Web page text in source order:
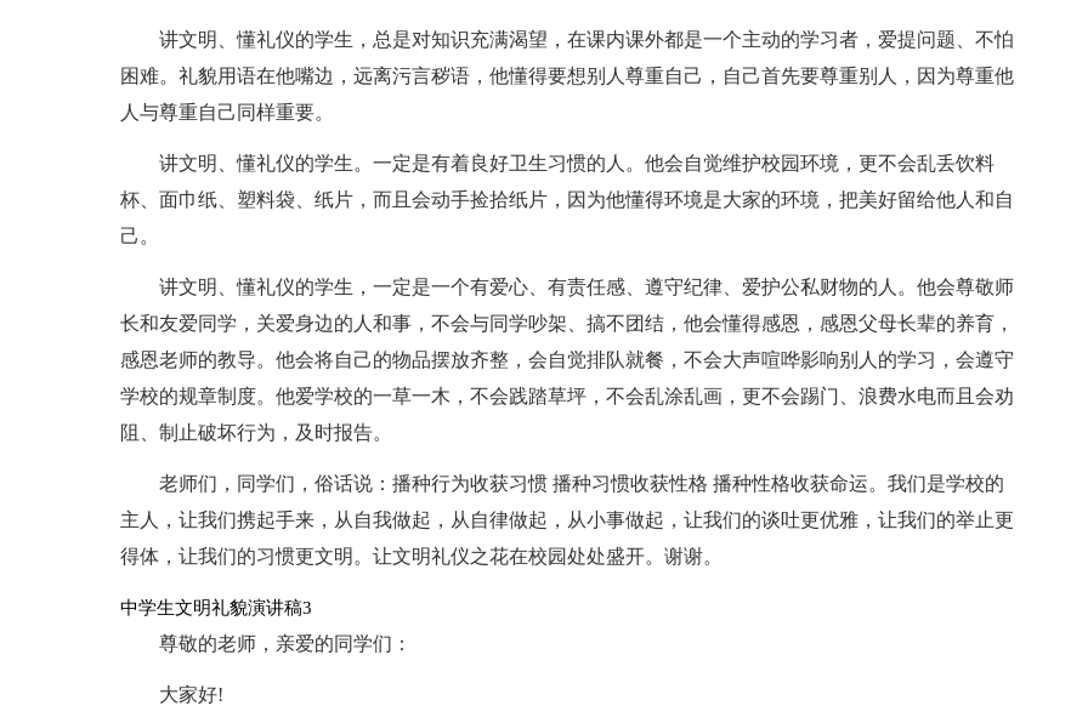
讲文明、懂礼仪的学生，总是对知识充满渴望，在课内课外都是一个主动的学习者，爱提问题、不怕
困难。礼貌用语在他嘴边，远离污言秽语，他懂得要想别人尊重自己，自己首先要尊重别人，因为尊重他
人与尊重自己同样重要。
讲文明、懂礼仪的学生。一定是有着良好卫生习惯的人。他会自觉维护校园环境，更不会乱丢饮料
杯、面巾纸、塑料袋、纸片，而且会动手捡拾纸片，因为他懂得环境是大家的环境，把美好留给他人和自
己。
讲文明、懂礼仪的学生，一定是一个有爱心、有责任感、遵守纪律、爱护公私财物的人。他会尊敬师
长和友爱同学，关爱身边的人和事，不会与同学吵架、搞不团结，他会懂得感恩，感恩父母长辈的养育，
感恩老师的教导。他会将自己的物品摆放齐整，会自觉排队就餐，不会大声喧哗影响别人的学习，会遵守
学校的规章制度。他爱学校的一草一木，不会践踏草坪，不会乱涂乱画，更不会踢门、浪费水电而且会劝
阻、制止破坏行为，及时报告。
老师们，同学们，俗话说：播种行为收获习惯 播种习惯收获性格 播种性格收获命运。我们是学校的
主人，让我们携起手来，从自我做起，从自律做起，从小事做起，让我们的谈吐更优雅，让我们的举止更
得体，让我们的习惯更文明。让文明礼仪之花在校园处处盛开。谢谢。
中学生文明礼貌演讲稿3
尊敬的老师，亲爱的同学们：
大家好!